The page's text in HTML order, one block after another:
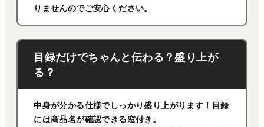
りませんのでご安心ください。
目録だけでちゃんと伝わる？盛り上が
る？
中身が分かる仕様でしっかり盛り上がります！目録
には商品名が確認できる窓付き。